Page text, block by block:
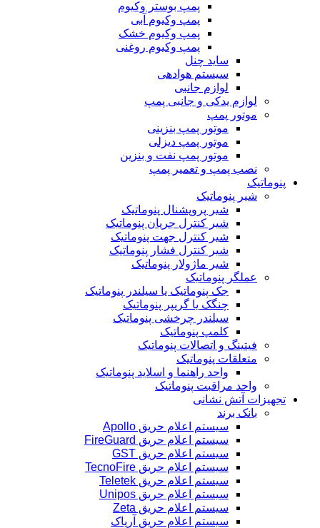
پمپ بوستر وکیوم
پمپ وکیوم آبی
پمپ وکیوم خشک
پمپ وکیوم روغنی
ساید چنل
سیستم هوادهی
لوازم جانبی
لوازم یدکی و جانبی پمپ
موتور پمپ
موتور پمپ بنزینی
موتور پمپ دیزلی
موتور پمپ نفت و بنزین
نصب پمپ و تعمیر پمپ
پنوماتیک
شیر پنوماتیک
شیر پروپشنال پنوماتیک
شیر کنترل جریان پنوماتیک
شیر کنترل جهت پنوماتیک
شیر کنترل فشار پنوماتیک
شیر ماژولار پنوماتیک
عملگر پنوماتیک
جک پنوماتیک یا سیلندر پنوماتیک
چنگک یا گریپر پنوماتیک
سیلندر چرخشی پنوماتیک
کلمپ پنوماتیک
فیتینگ و اتصالات پنوماتیک
متعلقات پنوماتیک
واحد راهنما و اسلاید پنوماتیک
واحد مراقبت پنوماتیک
تجهیزات آتش نشانی
بانک برند
سیستم اعلام حریق Apollo
سیستم اعلام حریق FireGuard
سیستم اعلام حریق GST
سیستم اعلام حریق TecnoFire
سیستم اعلام حریق Teletek
سیستم اعلام حریق Unipos
سیستم اعلام حریق Zeta
سیستم اعلام حریق آریاک